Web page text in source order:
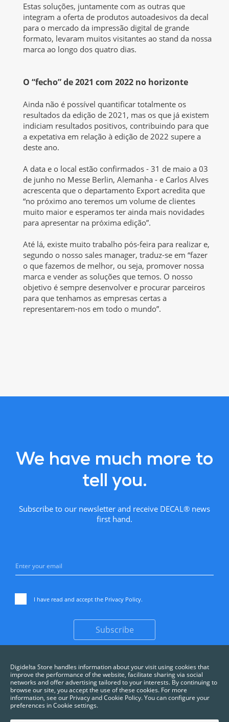
Estas soluções, juntamente com as outras que
integram a oferta de produtos autoadesivos da decal
para o mercado da impressão digital de grande
formato, levaram muitos visitantes ao stand da nossa
marca ao longo dos quatro dias.
O “fecho” de 2021 com 2022 no horizonte
Ainda não é possível quantificar totalmente os
resultados da edição de 2021, mas os que já existem
indiciam resultados positivos, contribuindo para que
a expetativa em relação à edição de 2022 supere a
deste ano.
A data e o local estão confirmados - 31 de maio a 03
de junho no Messe Berlin, Alemanha - e Carlos Alves
acrescenta que o departamento Export acredita que
“no próximo ano teremos um volume de clientes
muito maior e esperamos ter ainda mais novidades
para apresentar na próxima edição”.
Até lá, existe muito trabalho pós-feira para realizar e,
segundo o nosso sales manager, traduz-se em “fazer
o que fazemos de melhor, ou seja, promover nossa
marca e vender as soluções que temos. O nosso
objetivo é sempre desenvolver e procurar parceiros
para que tenhamos as empresas certas a
representarem-nos em todo o mundo”.
We have much more to
tell you.
Subscribe to our newsletter and receive DECAL® news
first hand.
I have read and accept the Privacy Policy.
Subscribe
Digidelta Store handles information about your visit using cookies that
improve the performance of the website, facilitate sharing via social
networks and offer advertising tailored to your interests. By continuing to
browse our site, you accept the use of these cookies. For more
information, see our Privacy and Cookie Policy. You can configure your
preferences in Cookie settings.